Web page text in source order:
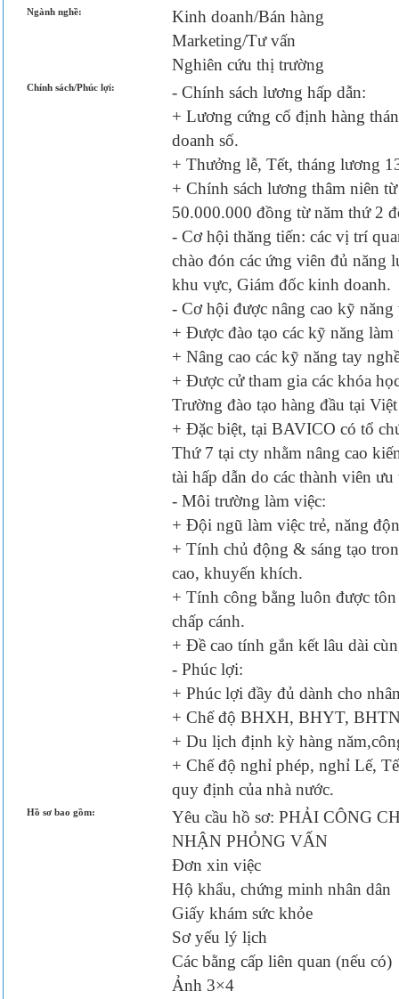
Ngành nghề:
Kinh doanh/Bán hàng
Marketing/Tư vấn
Nghiên cứu thị trường
Chính sách/Phúc lợi:
- Chính sách lương hấp dẫn:
+ Lương cứng cố định hàng
doanh số.
+ Thưởng lễ, Tết, tháng lương
+ Chính sách lương thâm niên
50.000.000 đồng từ năm thứ 2
- Cơ hội thăng tiến: các vị trí
chào đón các ứng viên đủ năng
khu vực, Giám đốc kinh doanh.
- Cơ hội được nâng cao kỹ năng
+ Được đào tạo các kỹ năng
+ Nâng cao các kỹ năng tay
+ Được cử tham gia các khóa
Trường đào tạo hàng đầu tại
+ Đặc biệt, tại BAVICO có tổ
Thứ 7 tại cty nhằm nâng cao
tài hấp dẫn do các thành viên
- Môi trường làm việc:
+ Đội ngũ làm việc trẻ, năng
+ Tính chủ động & sáng tạo
cao, khuyến khích.
+ Tính công bằng luôn được
chấp cánh.
+ Đề cao tính gắn kết lâu dài
- Phúc lợi:
+ Phúc lợi đầy đủ dành cho
+ Chế độ BHXH, BHYT,
+ Du lịch định kỳ hàng
+ Chế độ nghỉ phép, nghỉ Lế,
quy định của nhà nước.
Hồ sơ bao gồm:
Yêu cầu hồ sơ: PHẢI CÔNG
NHẬN PHỎNG VẤN
Đơn xin việc
Hộ khẩu, chứng minh nhân dân
Giấy khám sức khỏe
Sơ yếu lý lịch
Các bằng cấp liên quan (nếu có)
Ảnh 3×4